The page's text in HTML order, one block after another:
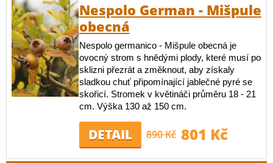
Nespolo German - Mišpule
obecná
Nespolo germanico - Mišpule obecná je
ovocný strom s hnědými plody, které musí po
sklizni přezrát a změknout, aby získaly
sladkou chuť připomínající jablečné pyré se
skořicí. Stromek v květináči průměru 18 - 21
cm. Výška 130 až 150 cm.
DETAIL 890 Kč 801 Kč